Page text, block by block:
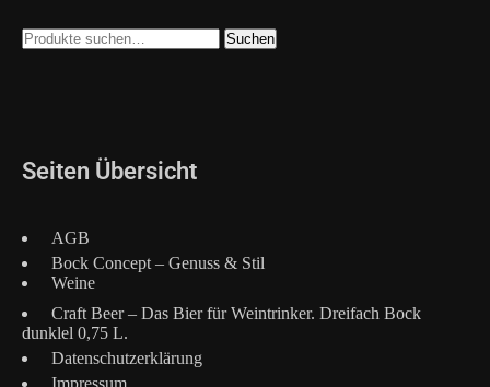
Suche
Suchen
Seiten Übersicht
AGB
Bock Concept – Genuss & Stil
Weine
Craft Beer – Das Bier für Weintrinker. Dreifach Bock
dunklel 0,75 L.
Datenschutzerklärung
Impressum